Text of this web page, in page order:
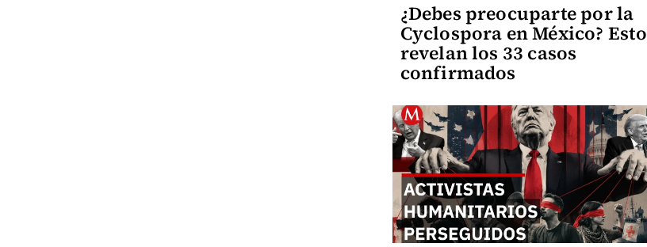
¿Debes preocuparte por la
Cyclospora en México? Esto
revelan los 33 casos
confirmados